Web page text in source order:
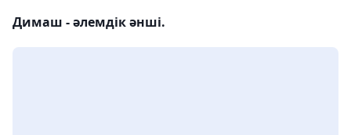
Димаш - әлемдік әнші.